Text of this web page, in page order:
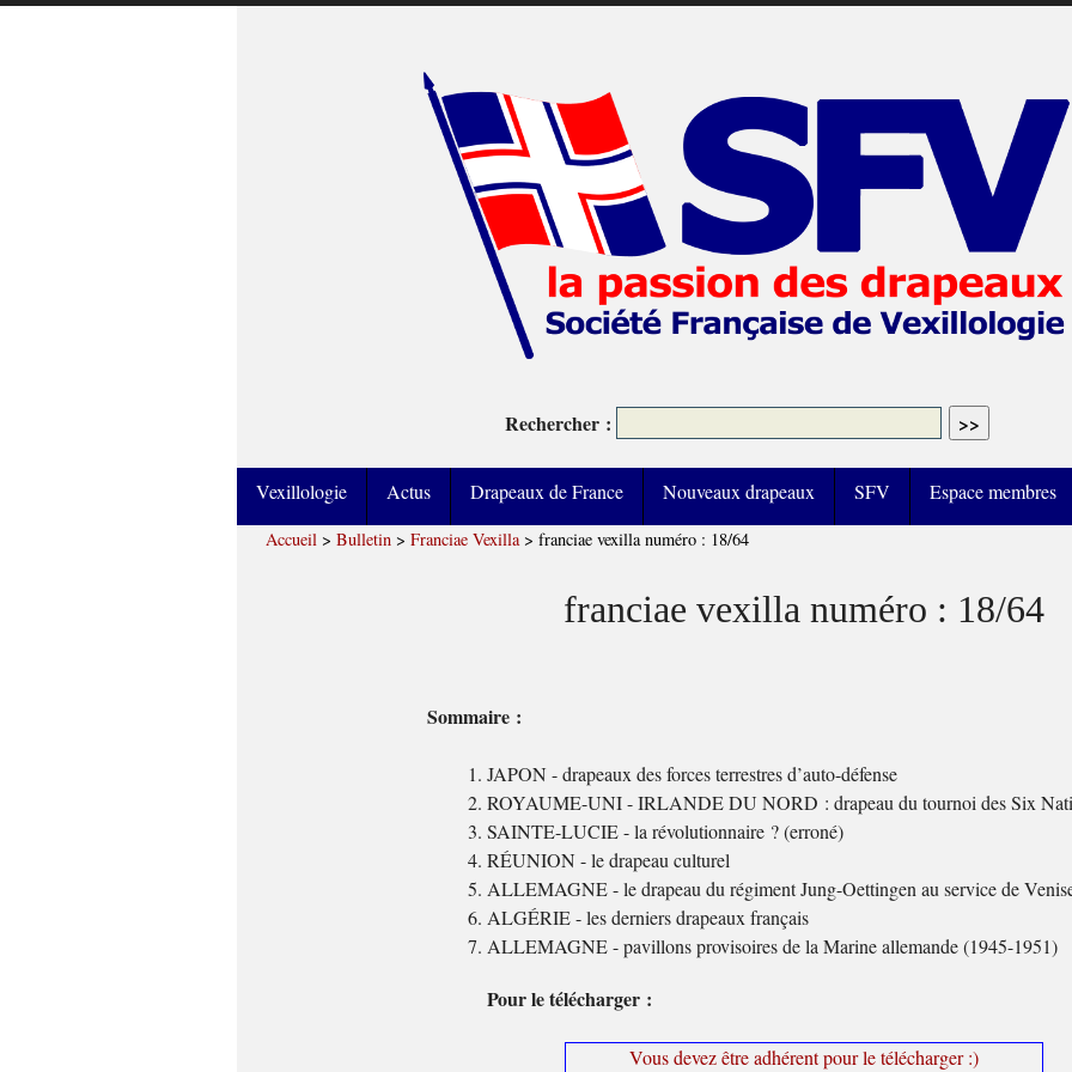
Rechercher :
Vexillologie Actus Drapeaux de France Nouveaux drapeaux SFV Espace membres
Accueil > Bulletin > Franciae Vexilla> franciae vexilla numéro : 18/64
franciae vexilla numéro : 18/64
Sommaire :
JAPON - drapeaux des forces terrestres d’auto-défense
ROYAUME-UNI - IRLANDE DU NORD : drapeau du tournoi des Six
SAINTE-LUCIE - la révolutionnaire ? (erroné)
RÉUNION - le drapeau culturel
ALLEMAGNE - le drapeau du régiment Jung-Oettingen au service de
ALGÉRIE - les derniers drapeaux français
ALLEMAGNE - pavillons provisoires de la Marine allemande (1945-1951)
Pour le télécharger :
Vous devez être adhérent pour le télécharger :)